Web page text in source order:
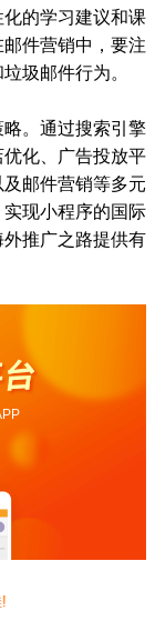
的学习建议和课
件营销中，要注
圾邮件行为。
。通过搜索引擎
化、广告投放平
邮件营销等多元
现小程序的国际
推广之路提供有